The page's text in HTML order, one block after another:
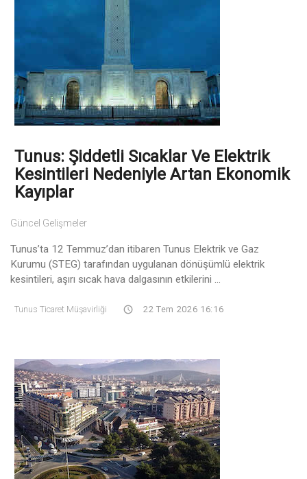
Tunus: Şiddetli Sıcaklar Ve Elektrik
Kesintileri Nedeniyle Artan Ekonomik
Kayıplar
Güncel Gelişmeler
Tunus’ta 12 Temmuz’dan itibaren Tunus Elektrik ve Gaz
Kurumu (STEG) tarafından uygulanan dönüşümlü elektrik
kesintileri, aşırı sıcak hava dalgasının etkilerini ...
Tunus Ticaret Müşavirliği 22 Tem 2026 16:16